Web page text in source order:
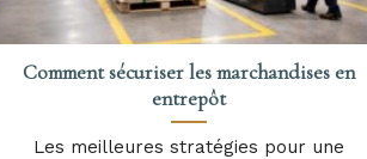
Comment sécuriser les marchandises en
entrepôt
Les meilleures stratégies pour une